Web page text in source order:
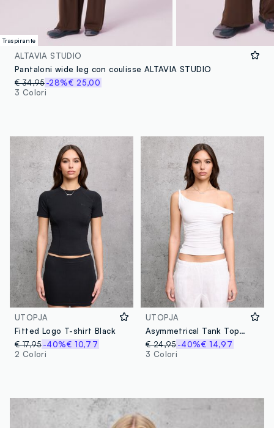
Traspirante
ALTAVIA STUDIO
Pantaloni wide leg con coulisse ALTAVIA STUDIO
€ 34,95-28%€ 25,00
3 Colori
UTOPJA
Fitted Logo T-shirt Black
€ 17,95-40%€ 10,77
2 Colori
UTOPJA
Asymmetrical Tank Top White
€ 24,95 -40%€ 14,97
3 Colori